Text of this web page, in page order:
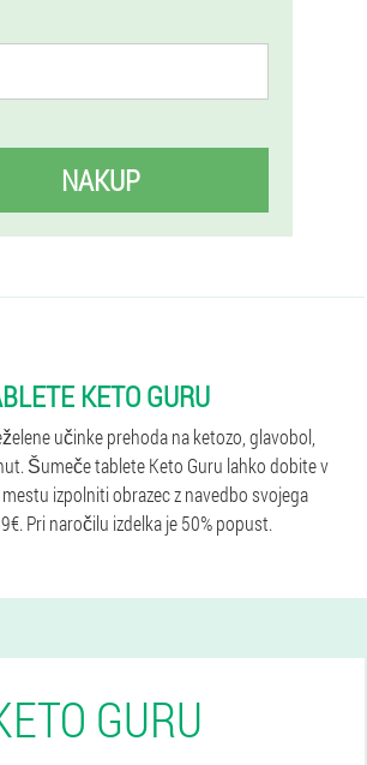
NAKUP
KETO GURU
učinke prehoda na ketozo, glavobol,
Šumeče tablete Keto Guru lahko dobite v
izpolniti obrazec z navedbo svojega
Pri naročilu izdelka je 50% popust.
GURU